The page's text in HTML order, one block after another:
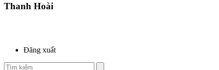
Thanh Hoài
Đăng xuất